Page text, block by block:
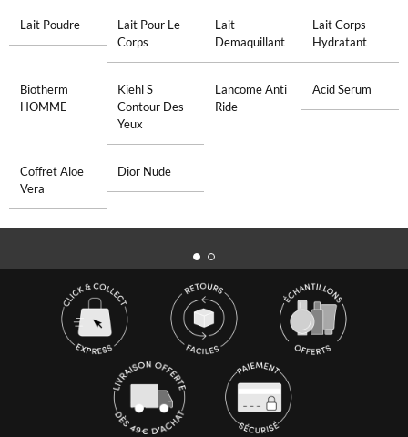
Lait Poudre
Lait Pour Le
Corps
Lait
Demaquillant
Lait Corps
Hydratant
Biotherm
HOMME
Kiehl S
Contour Des
Yeux
Lancome Anti
Ride
Acid Serum
Coffret Aloe
Vera
Dior Nude